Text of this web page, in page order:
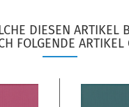
DIESEN ARTIKEL
FOLGENDE ARTIKEL